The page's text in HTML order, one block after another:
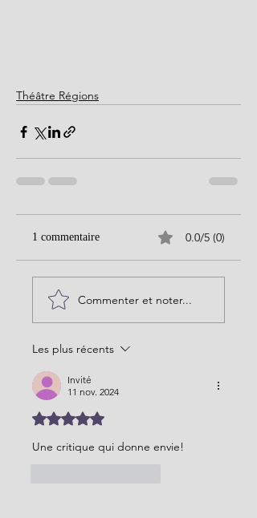
Théâtre Régions
1 commentaire 0.0/5 (0)
Commenter et noter...
Les plus récents
Invité
11 nov. 2024
Noté 5 étoiles sur 5.
Une critique qui donne envie!